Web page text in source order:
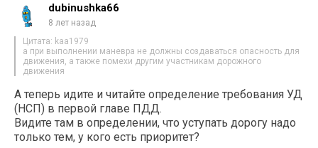
dubinushka66
8 лет назад
Цитата: kaa1979
а при выполнении маневра не должны создаваться опасность для
движения, а также помехи другим участникам дорожного
движения
А теперь идите и читайте определение требования УД
(НСП) в первой главе ПДД.
Видите там в определении, что уступать дорогу надо
только тем, у кого есть приоритет?